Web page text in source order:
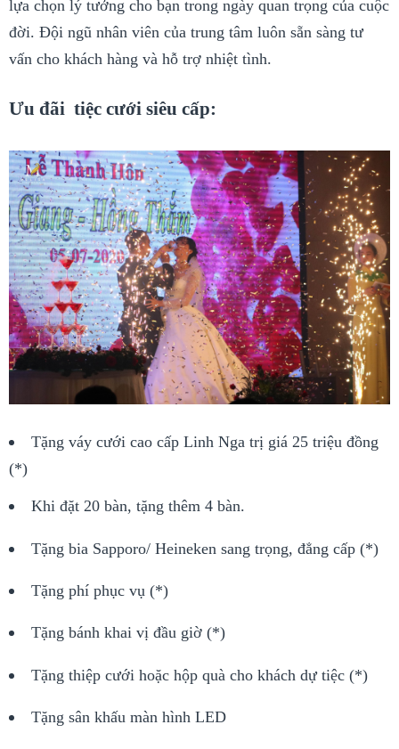
lựa chọn lý tưởng cho bạn trong ngày quan trọng của cuộc
đời. Đội ngũ nhân viên của trung tâm luôn sẵn sàng tư
vấn cho khách hàng và hỗ trợ nhiệt tình.
Ưu đãi tiệc cưới siêu cấp:
Tặng váy cưới cao cấp Linh Nga trị giá 25 triệu đồng
(*)
Khi đặt 20 bàn, tặng thêm 4 bàn.
Tặng bia Sapporo/ Heineken sang trọng, đẳng cấp (*)
Tặng phí phục vụ (*)
Tặng bánh khai vị đầu giờ (*)
Tặng thiệp cưới hoặc hộp quà cho khách dự tiệc (*)
Tặng sân khấu màn hình LED